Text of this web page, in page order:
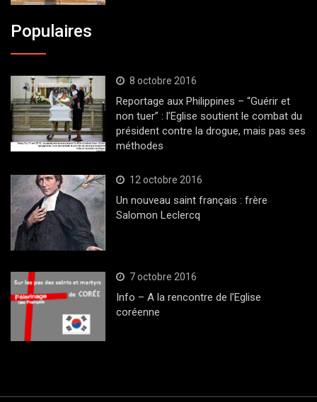
Populaires
8 octobre 2016
Reportage aux Philippines – “Guérir et
non tuer” : l’Eglise soutient le combat du
président contre la drogue, mais pas ses
méthodes
12 octobre 2016
Un nouveau saint français : frère
Salomon Leclercq
7 octobre 2016
Info – A la rencontre de l’Eglise
coréenne